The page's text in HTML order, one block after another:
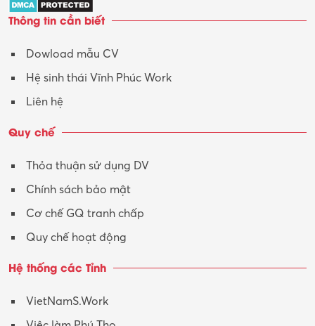
Thông tin cần biết
Dowload mẫu CV
Hệ sinh thái Vĩnh Phúc Work
Liên hệ
Quy chế
Thỏa thuận sử dụng DV
Chính sách bảo mật
Cơ chế GQ tranh chấp
Quy chế hoạt động
Hệ thống các Tỉnh
VietNamS.Work